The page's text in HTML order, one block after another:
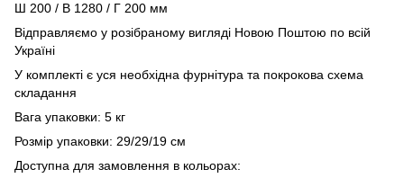
Ш 200 / В 1280 / Г 200 мм
Відправляємо у розібраному вигляді Новою Поштою по всій
Україні
У комплекті є уся необхідна фурнітура та покрокова схема
складання
Вага упаковки: 5 кг
Розмір упаковки: 29/29/19 см
Доступна для замовлення в кольорах: